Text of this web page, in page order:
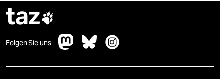
taz
Folgen Sie uns